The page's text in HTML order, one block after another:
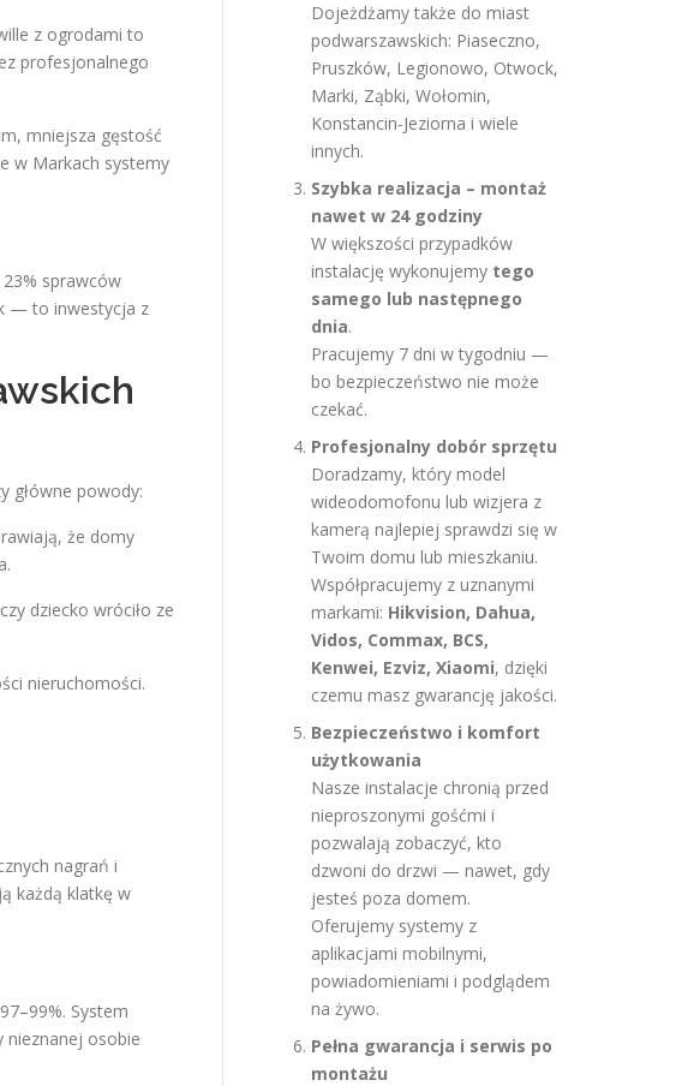
z ogrodami to
profesjonalnego
mniejsza gęstość
w Markach systemy
sprawców
— to inwestycja z
główne powody:
że domy
dziecko wróciło ze
nieruchomości.
nagrań i
każdą klatkę w
System
nieznanej osobie
Dojeżdżamy także do miast
podwarszawskich: Piaseczno,
Pruszków, Legionowo, Otwock,
Marki, Ząbki, Wołomin,
Konstancin-Jeziorna i wiele
innych.
Szybka realizacja – montaż
nawet w 24 godziny
W większości przypadków
instalację wykonujemy tego
samego lub następnego
dnia.
Pracujemy 7 dni w tygodniu —
bo bezpieczeństwo nie może
czekać.
Profesjonalny dobór sprzętu
Doradzamy, który model
wideodomofonu lub wizjera z
kamerą najlepiej sprawdzi się w
Twoim domu lub mieszkaniu.
Współpracujemy z uznanymi
markami: Hikvision, Dahua,
Vidos, Commax, BCS,
Kenwei, Ezviz, Xiaomi, dzięki
czemu masz gwarancję jakości.
Bezpieczeństwo i komfort
użytkowania
Nasze instalacje chronią przed
nieproszonymi gośćmi i
pozwalają zobaczyć, kto
dzwoni do drzwi — nawet, gdy
jesteś poza domem.
Oferujemy systemy z
aplikacjami mobilnymi,
powiadomieniami i podglądem
na żywo.
Pełna gwarancja i serwis po
montażu